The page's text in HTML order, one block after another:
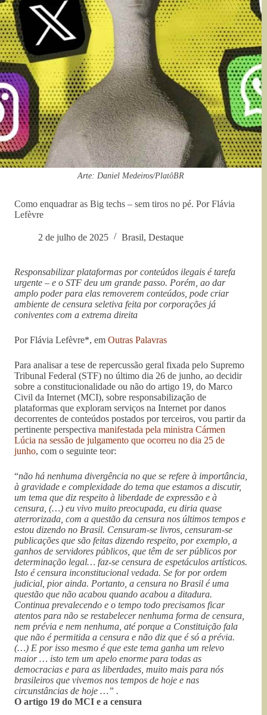
Arte: Daniel Medeiros/PlatôBR
Como enquadrar as Big techs – sem tiros no pé. Por Flávia
Lefèvre
2 de julho de 2025 Brasil, Destaque
Responsabilizar plataformas por conteúdos ilegais é tarefa
urgente – e o STF deu um grande passo. Porém, ao dar
amplo poder para elas removerem conteúdos, pode criar
ambiente de censura seletiva feita por corporações já
coniventes com a extrema direita
Por Flávia Lefèvre*, em Outras Palavras
Para analisar a tese de repercussão geral fixada pelo Supremo
Tribunal Federal (STF) no último dia 26 de junho, ao decidir
sobre a constitucionalidade ou não do artigo 19, do Marco
Civil da Internet (MCI), sobre responsabilização de
plataformas que exploram serviços na Internet por danos
decorrentes de conteúdos postados por terceiros, vou partir da
pertinente perspectiva manifestada pela ministra Cármen
Lúcia na sessão de julgamento que ocorreu no dia 25 de
junho, com o seguinte teor:
“não há nenhuma divergência no que se refere à importância,
à gravidade e complexidade do tema que estamos a discutir,
um tema que diz respeito à liberdade de expressão e à
censura, (…) eu vivo muito preocupada, eu diria quase
aterrorizada, com a questão da censura nos últimos tempos e
estou dizendo no Brasil. Censuram-se livros, censuram-se
publicações que são feitas dizendo respeito, por exemplo, a
ganhos de servidores públicos, que têm de ser públicos por
determinação legal… faz-se censura de espetáculos artísticos.
Isto é censura inconstitucional vedada. Se for por ordem
judicial, pior ainda. Portanto, a censura no Brasil é uma
questão que não acabou quando acabou a ditadura.
Continua prevalecendo e o tempo todo precisamos ficar
atentos para não se restabelecer nenhuma forma de censura,
nem prévia e nem nenhuma, até porque a Constituição fala
que não é permitida a censura e não diz que é só a prévia.
(…) E por isso mesmo é que este tema ganha um relevo
maior … isto tem um apelo enorme para todas as
democracias e para as liberdades, muito mais para nós
brasileiros que vivemos nos tempos de hoje e nas
circunstâncias de hoje …” .
O artigo 19 do MCI e a censura